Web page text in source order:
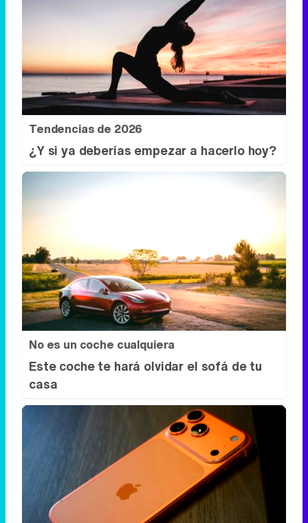
Tendencias de 2026
¿Y si ya deberías empezar a hacerlo hoy?
No es un coche cualquiera
Este coche te hará olvidar el sofá de tu
casa